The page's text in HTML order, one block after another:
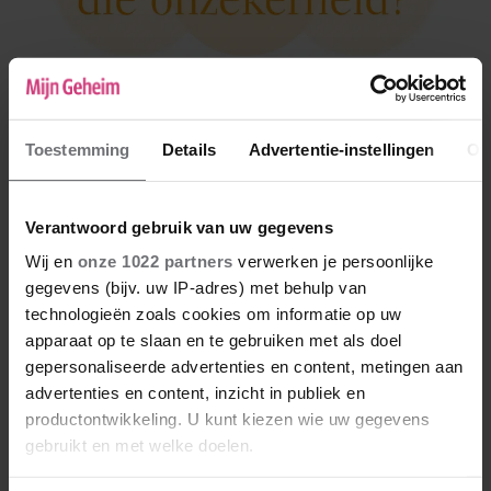
Toestemming Details Advertentie-instellingen
Verantwoord gebruik van uw gegevens
Wij en onze 1022 partners verwerken je persoonlijke
gegevens (bijv. uw IP-adres) met behulp van
technologieën zoals cookies om informatie op uw
apparaat op te slaan en te gebruiken met als doel
gepersonaliseerde advertenties en content, metingen aan
advertenties en content, inzicht in publiek en
productontwikkeling. U kunt kiezen wie uw gegevens
gebruikt en met welke doelen.
Sharon schaamt zich voor haar
lichaam
Viviënne vertelde niemand over haar